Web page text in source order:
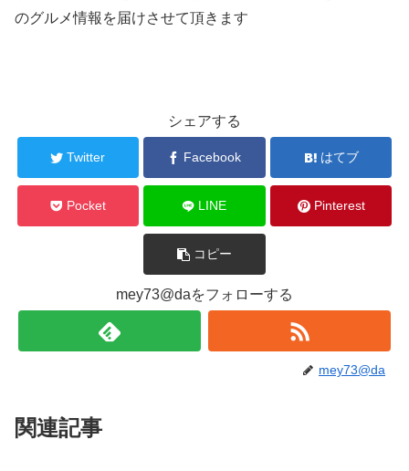
のグルメ情報を届けさせて頂きます
シェアする
Twitter Facebook はてブ
Pocket LINE Pinterest
コピー
mey73@daをフォローする
mey73@da
関連記事